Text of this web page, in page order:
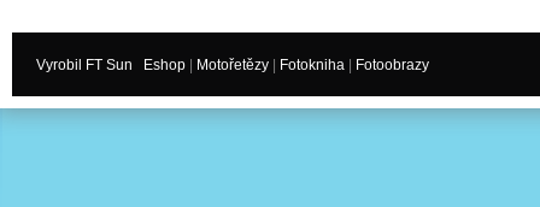
Vyrobil FT Sun Eshop Motořetězy Fotokniha Fotoobrazy